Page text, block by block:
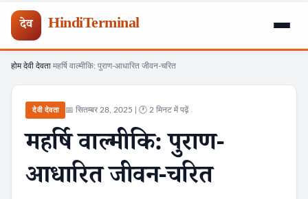
देव HindiTerminal
Skip
content
होम› देवी देवता महर्षि वाल्मीकि: पुराण-आधारित जीवन-चरित
देवी देवता 📅 सितम्बर 28, 2025 | 🕐 2 मिनट में पढ़ें
महर्षि वाल्मीकि: पुराण-
आधारित जीवन-चरित